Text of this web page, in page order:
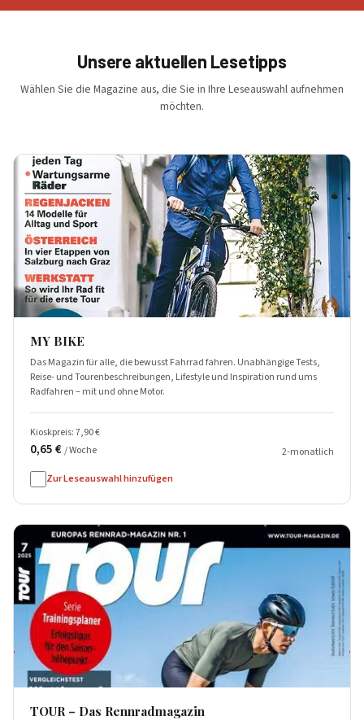
Unsere aktuellen Lesetipps
Wählen Sie die Magazine aus, die Sie in Ihre Leseauswahl aufnehmen
möchten.
MY BIKE
Das Magazin für alle, die bewusst Fahrrad fahren. Unabhängige Tests,
Reise- und Tourenbeschreibungen, Lifestyle und Inspiration rund ums
Radfahren – mit und ohne Motor.
Kioskpreis: 7,90 €
0,65 €/ Woche 2-monatlich
Zur Leseauswahl hinzufügen
TOUR – Das Rennradmagazin